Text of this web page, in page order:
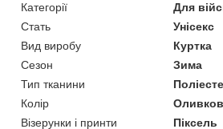
Категорії
Для
Стать
Унісекс
Вид виробу
Куртка
Сезон
Зима
Тип тканини
Колір
Візерунки і принти
Піксель